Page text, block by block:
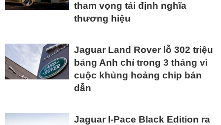
tham vọng tái định nghĩa
thương hiệu
Jaguar Land Rover lỗ 302 triệu
bảng Anh chỉ trong 3 tháng vì
cuộc khủng hoảng chip bán
dẫn
Jaguar I-Pace Black Edition ra